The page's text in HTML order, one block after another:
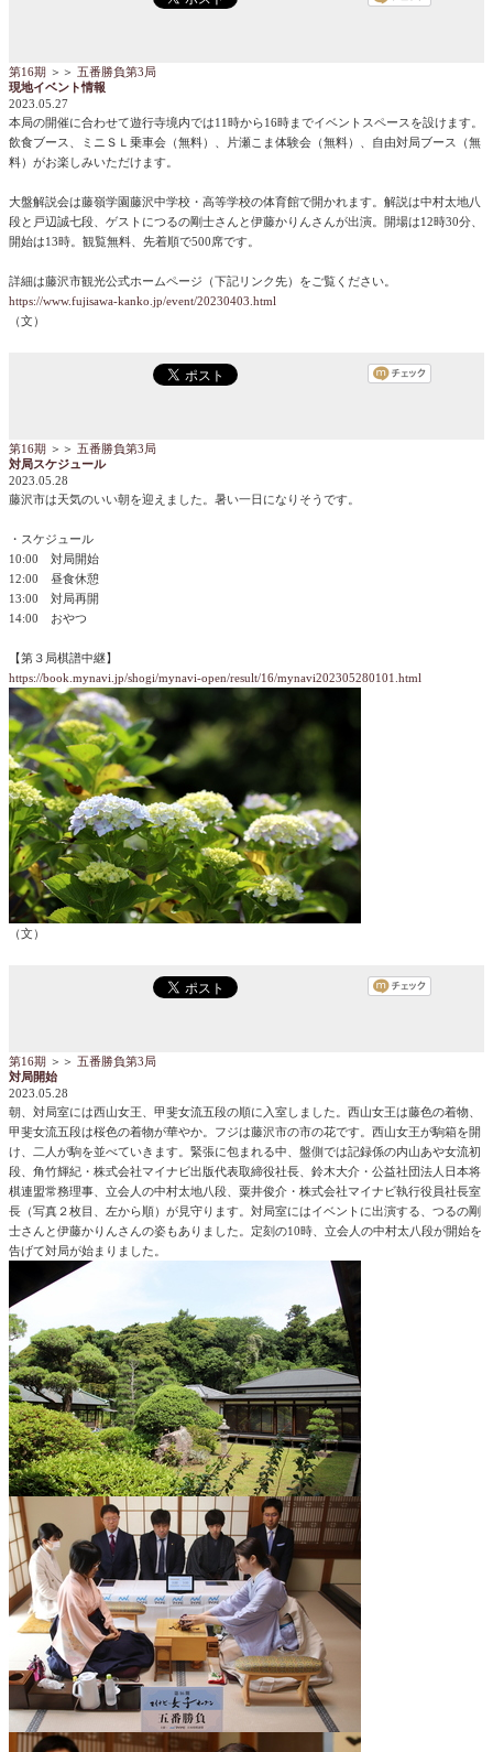
第16期 ＞＞ 五番勝負第3局
現地イベント情報
2023.05.27
本局の開催に合わせて遊行寺境内では11時から16時までイベントスペースを設けます。
飲食ブース、ミニＳＬ乗車会（無料）、片瀬こま体験会（無料）、自由対局ブース（無
料）がお楽しみいただけます。
大盤解説会は藤嶺学園藤沢中学校・高等学校の体育館で開かれます。解説は中村太地八
段と戸辺誠七段、ゲストにつるの剛士さんと伊藤かりんさんが出演。開場は12時30分、
開始は13時。観覧無料、先着順で500席です。
詳細は藤沢市観光公式ホームページ（下記リンク先）をご覧ください。
https://www.fujisawa-kanko.jp/event/20230403.html
（文）
第16期 ＞＞ 五番勝負第3局
対局スケジュール
2023.05.28
藤沢市は天気のいい朝を迎えました。暑い一日になりそうです。
・スケジュール
10:00 対局開始
12:00 昼食休憩
13:00 対局再開
14:00 おやつ
【第３局棋譜中継】
https://book.mynavi.jp/shogi/mynavi-open/result/16/mynavi202305280101.html
（文）
第16期 ＞＞ 五番勝負第3局
対局開始
2023.05.28
朝、対局室には西山女王、甲斐女流五段の順に入室しました。西山女王は藤色の着物、
甲斐女流五段は桜色の着物が華やか。フジは藤沢市の市の花です。西山女王が駒箱を開
け、二人が駒を並べていきます。緊張に包まれる中、盤側では記録係の内山あや女流初
段、角竹輝紀・株式会社マイナビ出版代表取締役社長、鈴木大介・公益社団法人日本将
棋連盟常務理事、立会人の中村太地八段、粟井俊介・株式会社マイナビ執行役員社長室
長（写真２枚目、左から順）が見守ります。対局室にはイベントに出演する、つるの剛
士さんと伊藤かりんさんの姿もありました。定刻の10時、立会人の中村太八段が開始を
告げて対局が始まりました。